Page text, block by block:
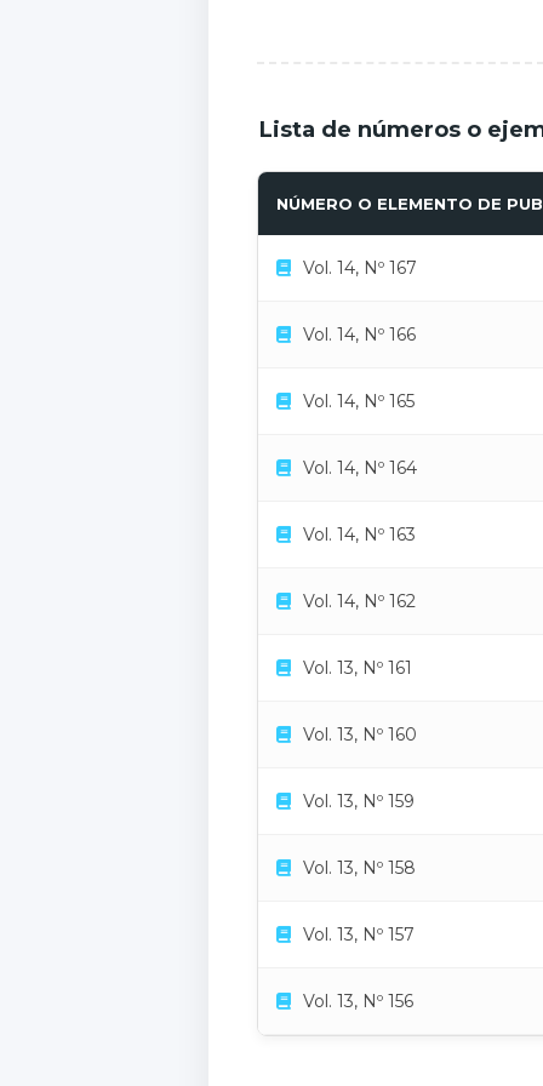
Lista de números o
NÚMERO O ELEMENTO DE
Vol. 14, Nº 167
Vol. 14, Nº 166
Vol. 14, Nº 165
Vol. 14, Nº 164
Vol. 14, Nº 163
Vol. 14, Nº 162
Vol. 13, Nº 161
Vol. 13, Nº 160
Vol. 13, Nº 159
Vol. 13, Nº 158
Vol. 13, Nº 157
Vol. 13, Nº 156